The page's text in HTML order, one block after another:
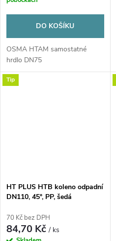
DO KOŠÍKU
OSMA HTAM samostatné
hrdlo DN75
Tip
HT PLUS HTB koleno odpadní
DN110, 45°, PP, šedá
70 Kč bez DPH
84,70 Kč/ ks